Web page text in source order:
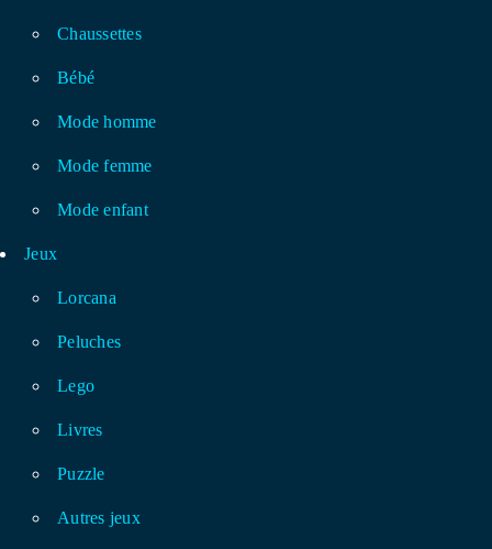
Chaussettes
Bébé
Mode homme
Mode femme
Mode enfant
Jeux
Lorcana
Peluches
Lego
Livres
Puzzle
Autres jeux